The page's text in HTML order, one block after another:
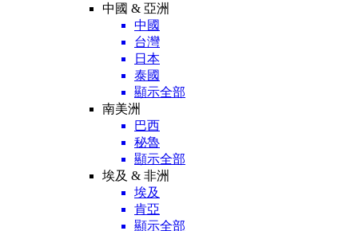
中國 & 亞洲
中國
台灣
日本
泰國
顯示全部
南美洲
巴西
秘魯
顯示全部
埃及 & 非洲
埃及
肯亞
顯示全部